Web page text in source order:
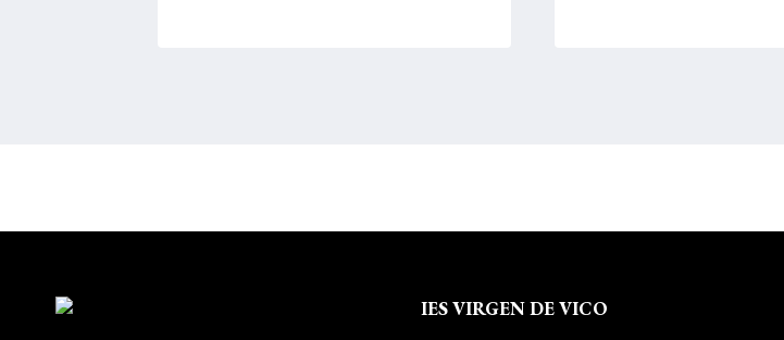
IES VIRGEN DE VICO